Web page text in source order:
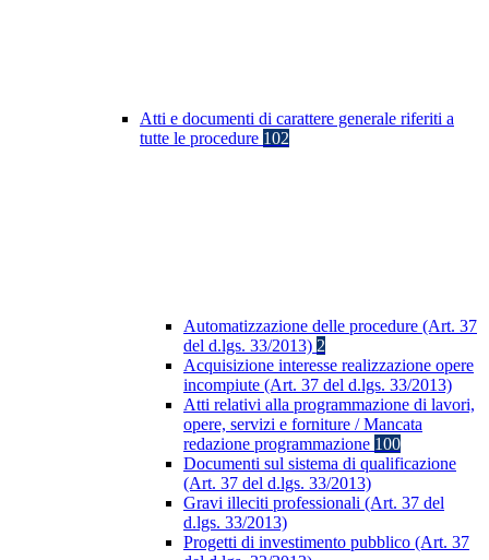
Atti e documenti di carattere generale riferiti a
tutte le procedure 102
Automatizzazione delle procedure (Art. 37
del d.lgs. 33/2013) 2
Acquisizione interesse realizzazione opere
incompiute (Art. 37 del d.lgs. 33/2013)
Atti relativi alla programmazione di lavori,
opere, servizi e forniture / Mancata
redazione programmazione 100
Documenti sul sistema di qualificazione
(Art. 37 del d.lgs. 33/2013)
Gravi illeciti professionali (Art. 37 del
d.lgs. 33/2013)
Progetti di investimento pubblico (Art. 37